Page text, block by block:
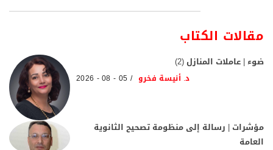
مقالات الكتاب
ضوء | عاملات المنازل (2)
د. أنيسة فخرو 05 - 08 - 2026
مؤشرات | رسالة إلى منظومة تصحيح الثانوية
العامة